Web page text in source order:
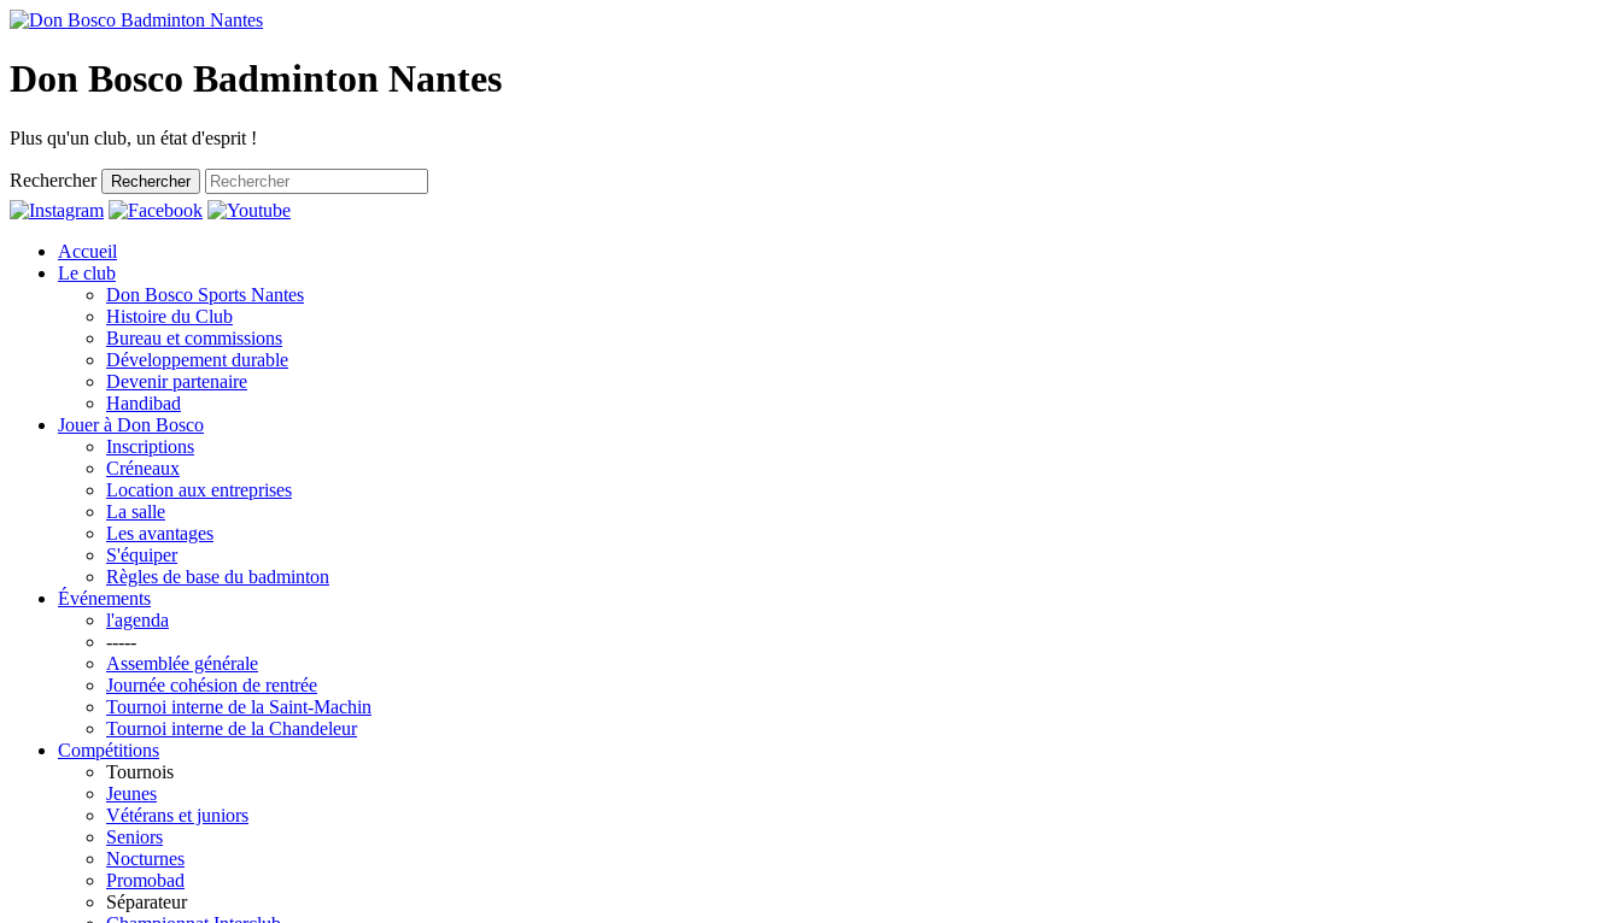
Don Bosco Badminton Nantes
Plus qu'un club, un état d'esprit !
Rechercher Rechercher
Accueil
Le club
Don Bosco Sports Nantes
Histoire du Club
Bureau et commissions
Développement durable
Devenir partenaire
Handibad
Jouer à Don Bosco
Inscriptions
Créneaux
Location aux entreprises
La salle
Les avantages
S'équiper
Règles de base du badminton
Événements
l'agenda
-----
Assemblée générale
Journée cohésion de rentrée
Tournoi interne de la Saint-Machin
Tournoi interne de la Chandeleur
Compétitions
Tournois
Jeunes
Vétérans et juniors
Seniors
Nocturnes
Promobad
Séparateur